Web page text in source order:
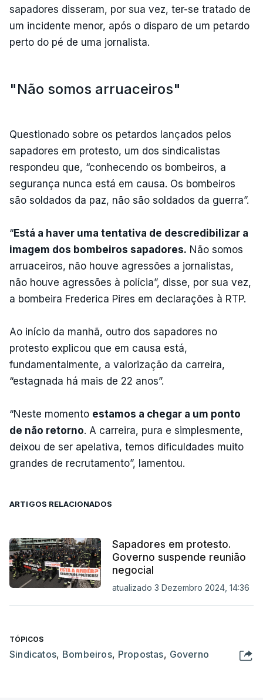
sapadores disseram, por sua vez, ter-se tratado de
um incidente menor, após o disparo de um petardo
perto do pé de uma jornalista.
"Não somos arruaceiros"
Questionado sobre os petardos lançados pelos
sapadores em protesto, um dos sindicalistas
respondeu que, “conhecendo os bombeiros, a
segurança nunca está em causa. Os bombeiros
são soldados da paz, não são soldados da guerra”.
“Está a haver uma tentativa de descredibilizar a
imagem dos bombeiros sapadores. Não somos
arruaceiros, não houve agressões a jornalistas,
não houve agressões à polícia”, disse, por sua vez,
a bombeira Frederica Pires em declarações à RTP.
Ao início da manhã, outro dos sapadores no
protesto explicou que em causa está,
fundamentalmente, a valorização da carreira,
“estagnada há mais de 22 anos”.
“Neste momento estamos a chegar a um ponto
de não retorno. A carreira, pura e simplesmente,
deixou de ser apelativa, temos dificuldades muito
grandes de recrutamento”, lamentou.
ARTIGOS RELACIONADOS
Sapadores em protesto.
Governo suspende reunião
negocial
atualizado 3 Dezembro 2024, 14:36
TÓPICOS
Sindicatos, Bombeiros, Propostas, Governo